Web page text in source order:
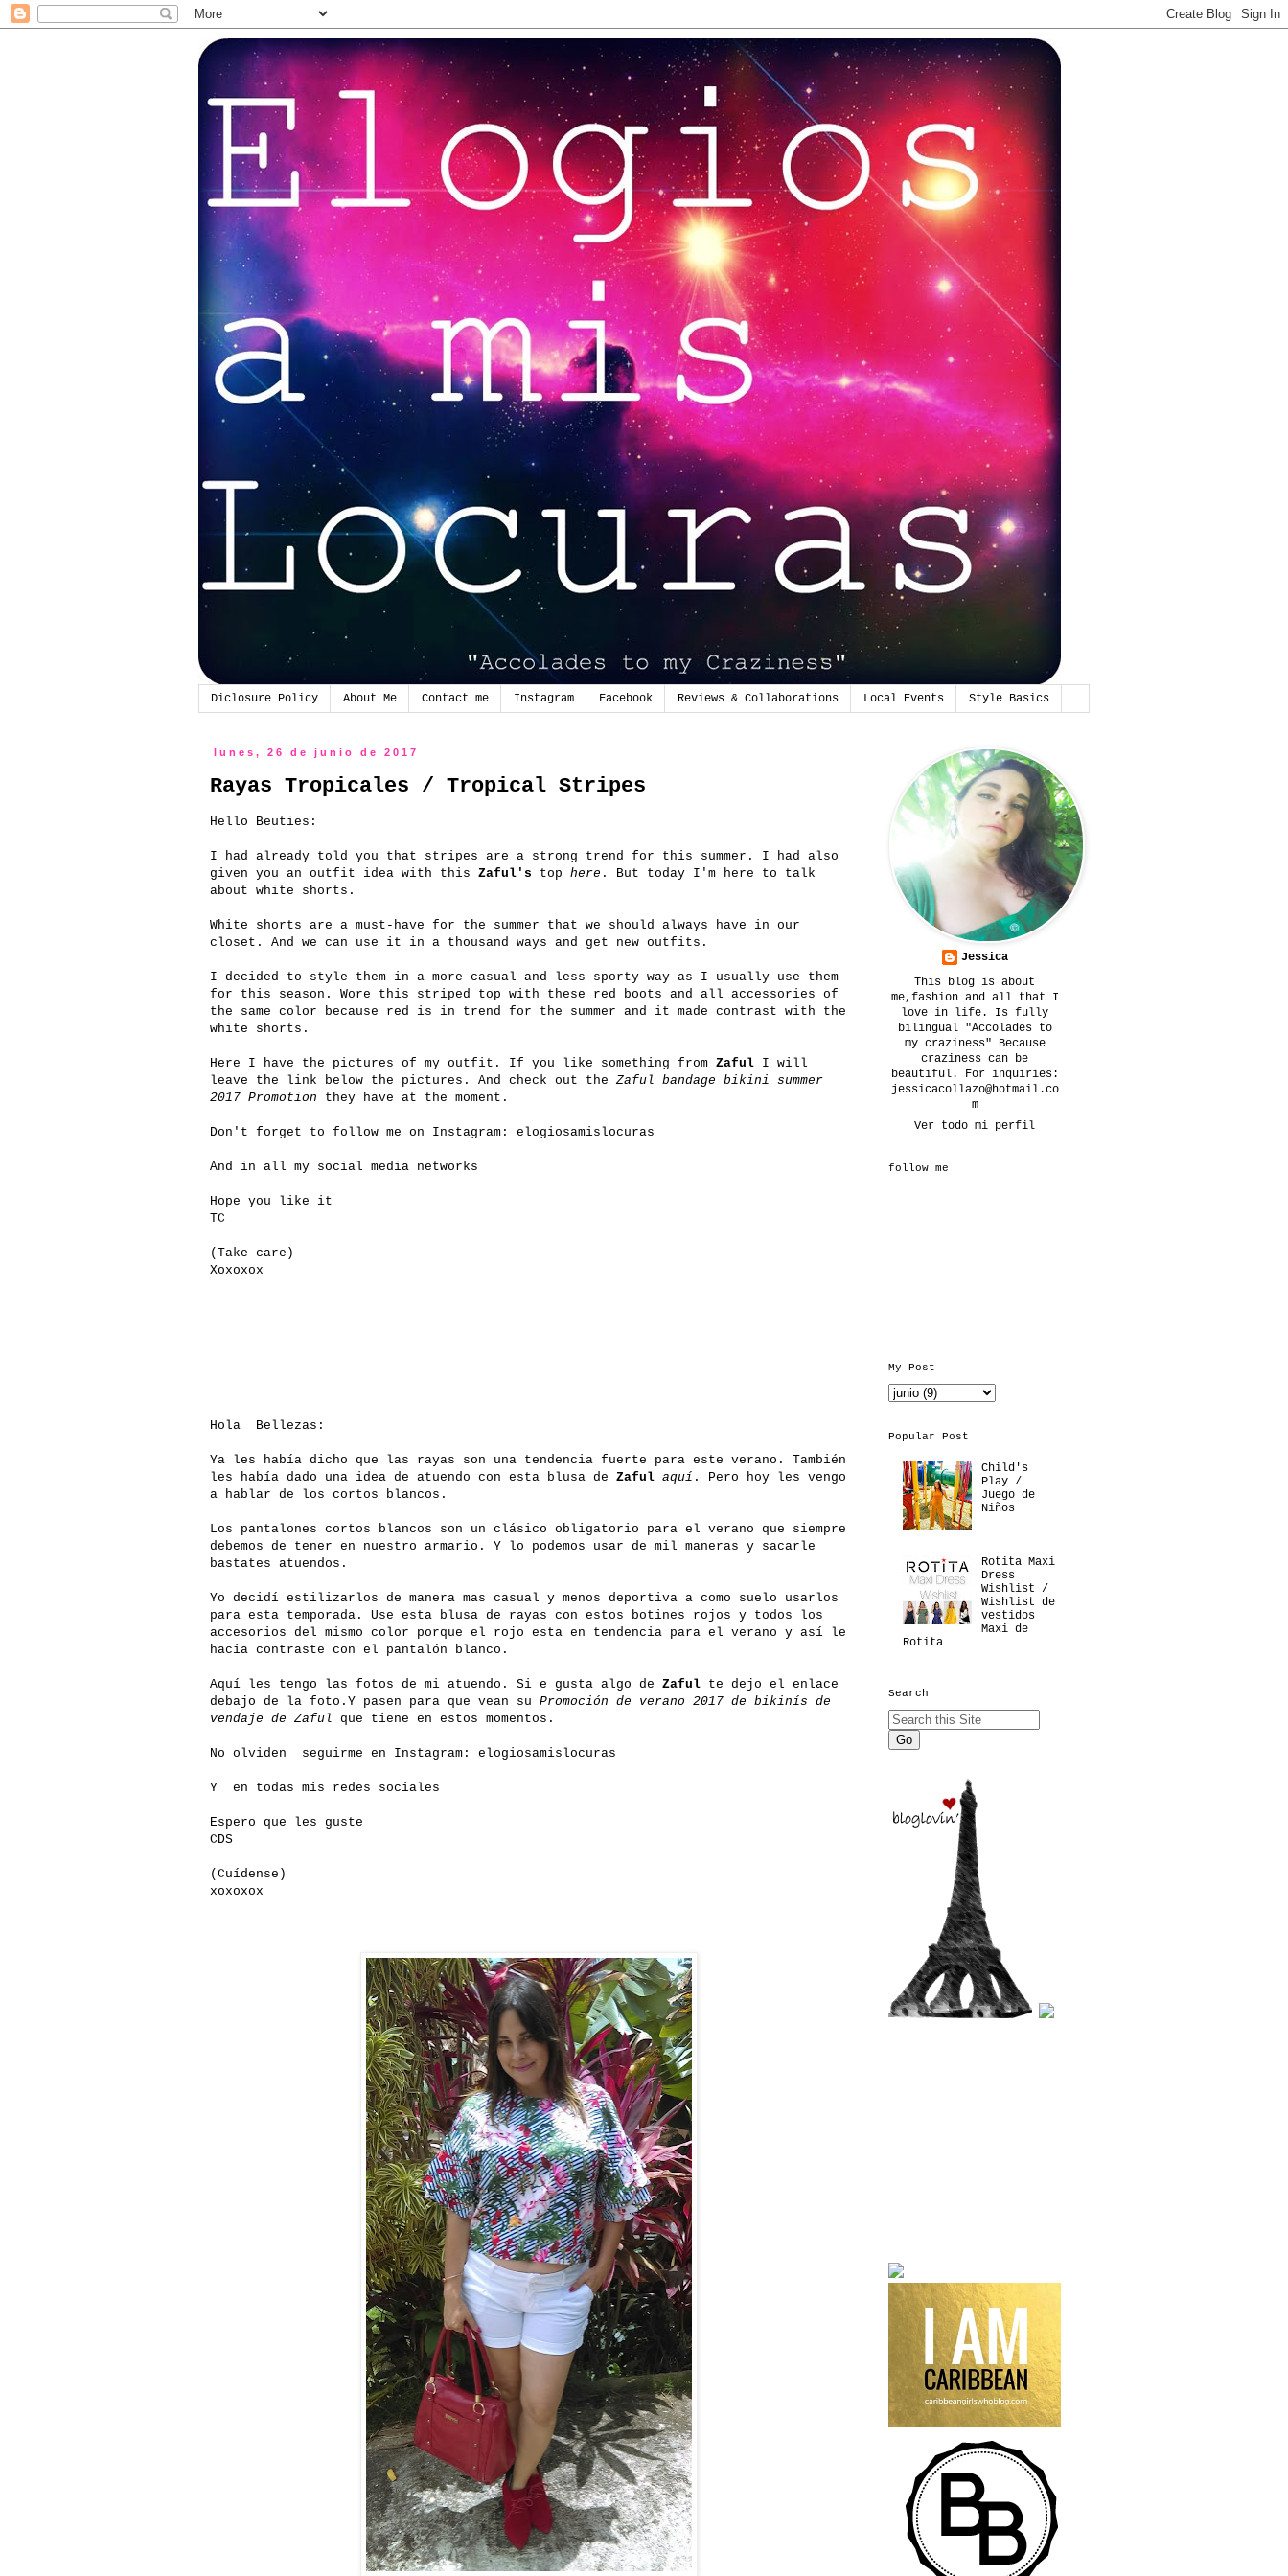
Diclosure Policy About Me Contact me Instagram Facebook Reviews & Collaborations Local Events Style Basics
lunes, 26 de junio de 2017
Rayas Tropicales / Tropical Stripes
Hello Beuties:
I had already told you that stripes are a strong trend for this summer. I had also
given you an outfit idea with this Zaful's top here . But today I'm here to talk
about white shorts.
White shorts are a must-have for the summer that we should always have in our
closet. And we can use it in a thousand ways and get new outfits.
I decided to style them in a more casual and less sporty way as I usually use them
for this season. Wore this striped top with these red boots and all accessories of
the same color because red is in trend for the summer and it made contrast with the
white shorts.
Here I have the pictures of my outfit. If you like something from Zaful I will
leave the link below the pictures. And check out theZaful bandage bikini summer
2017 Promotion
they have at the moment.
Don't forget to follow me on Instagram: elogiosamislocuras
And in all my social media networks
Hope you like it
TC
(Take care)
Xoxoxox
Hola Bellezas:
Ya les había dicho que las rayas son una tendencia fuerte para este verano. También
les había dado una idea de atuendo con esta blusa de Zaful aquí . Pero hoy les vengo
a hablar de los cortos blancos.
Los pantalones cortos blancos son un clásico obligatorio para el verano que siempre
debemos de tener en nuestro armario. Y lo podemos usar de mil maneras y sacarle
bastates atuendos.
Yo decidí estilizarlos de manera mas casual y menos deportiva a como suelo usarlos
para esta temporada. Use esta blusa de rayas con estos botines rojos y todos los
accesorios del mismo color porque el rojo esta en tendencia para el verano y así le
hacia contraste con el pantalón blanco.
Aquí les tengo las fotos de mi atuendo. Si e gusta algo de Zaful te dejo el enlace
debajo de la foto.Y pasen para que vean su Promoción de verano 2017 de bikinís de
vendaje de Zaful que tiene en estos momentos.
No olviden seguirme en Instagram: elogiosamislocuras
Y en todas mis redes sociales
Espero que les guste
CDS
(Cuídense)
xoxoxox
Jessica
This blog is about
me,fashion and all that I
love in life. Is fully
bilingual "Accolades to
my craziness" Because
craziness can be
beautiful. For inquiries:
jessicacollazo@hotmail.co
m
Ver todo mi perfil
follow me
My Post
Popular Post
Child's
Play /
Juego de
Niños
Rotita Maxi
Dress
Wishlist /
Wishlist de
vestidos
Maxi de
Rotita
Search